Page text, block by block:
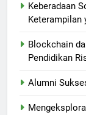
Keberadaan
Keterampilan
Blockchain
Pendidikan
Alumni